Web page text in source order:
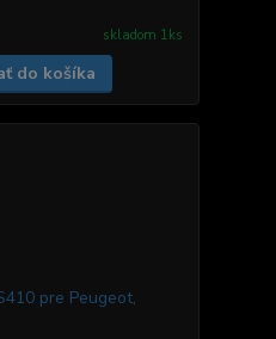
skladom 1ks
do košíka